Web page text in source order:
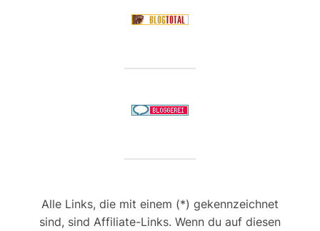
Alle Links, die mit einem (*) gekennzeichnet
sind, sind Affiliate-Links. Wenn du auf diesen